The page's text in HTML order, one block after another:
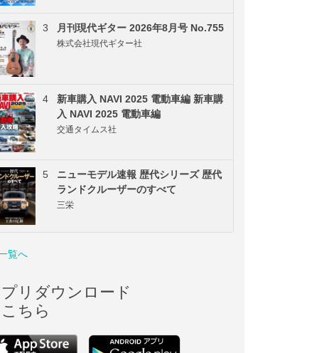
3 月刊現代ギター 2026年8月号 No.755
株式会社現代ギター社
4
新車購入 NAVI 2025 電動車編 新車購
入 NAVI 2025 電動車編
交通タイムス社
5
ニューモデル速報 歴代シリーズ 歴代
ランドクルーザーのすべて
三栄
覧へ
リダウンロード
ちら